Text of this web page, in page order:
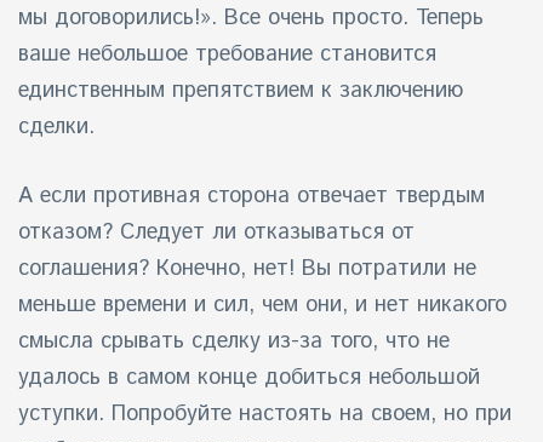
мы договорились!». Все очень просто. Теперь
ваше небольшое требование становится
единственным препятствием к заключению
сделки.
А если противная сторона отвечает твердым
отказом? Следует ли отказываться от
соглашения? Конечно, нет! Вы потратили не
меньше времени и сил, чем они, и нет никакого
смысла срывать сделку из-за того, что не
удалось в самом конце добиться небольшой
уступки. Попробуйте настоять на своем, но при